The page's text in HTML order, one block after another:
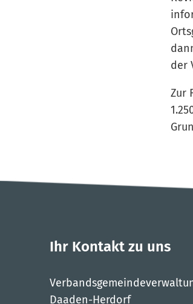
der
Zur
Ihr Kontakt zu uns
Daaden-Herdorf